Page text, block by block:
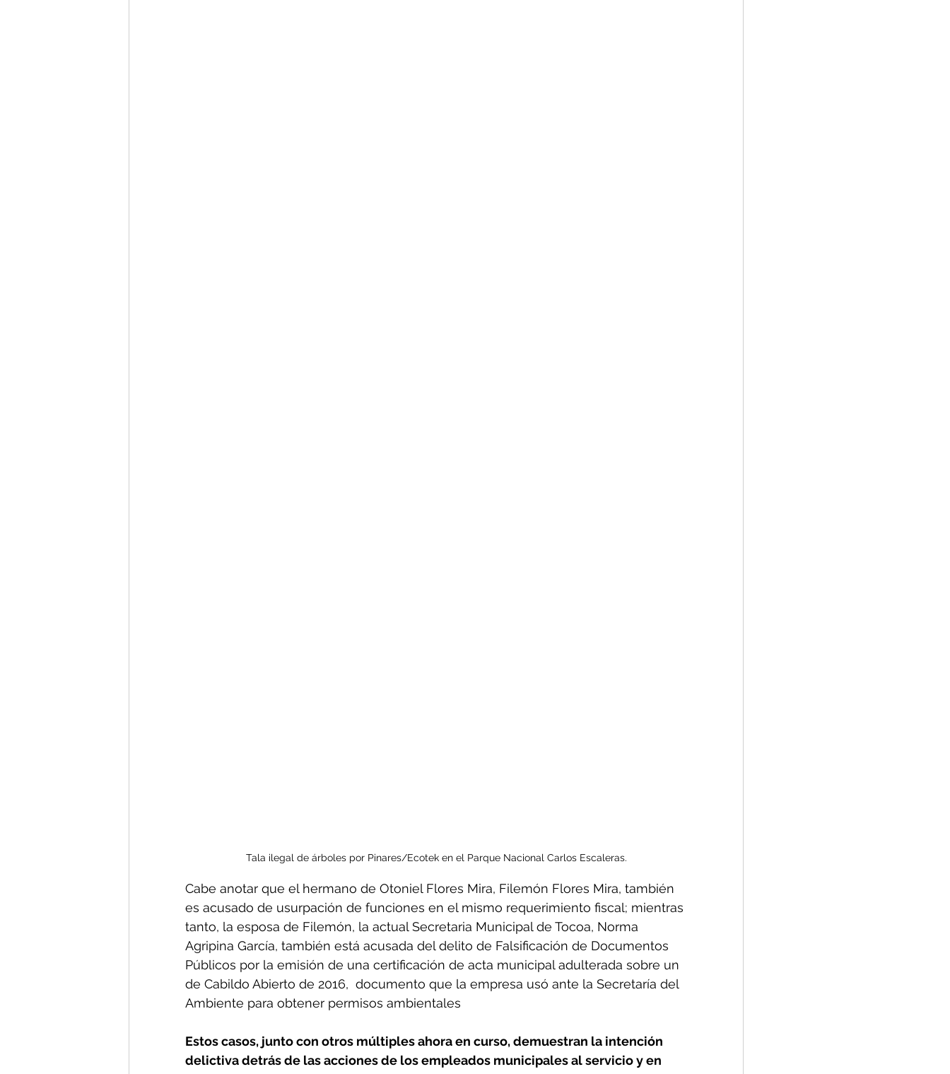
Tala ilegal de árboles por Pinares/Ecotek en el Parque Nacional Carlos Escaleras.
Cabe anotar que el hermano de Otoniel Flores Mira, Filemón Flores Mira, también
es acusado de usurpación de funciones en el mismo requerimiento fiscal; mientras
tanto, la esposa de Filemón, la actual Secretaria Municipal de Tocoa, Norma
Agripina García, también está acusada del delito de Falsificación de Documentos
Públicos por la emisión de una certificación de acta municipal adulterada sobre un
de Cabildo Abierto de 2016,  documento que la empresa usó ante la Secretaría del
Ambiente para obtener permisos ambientales
Estos casos, junto con otros múltiples ahora en curso, demuestran la intención
delictiva detrás de las acciones de los empleados municipales al servicio y en